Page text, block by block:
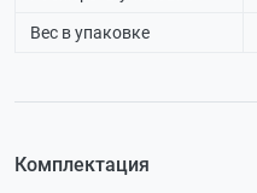
Вес в упаковке
Комплектация